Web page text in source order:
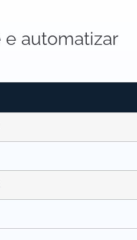
automatizar